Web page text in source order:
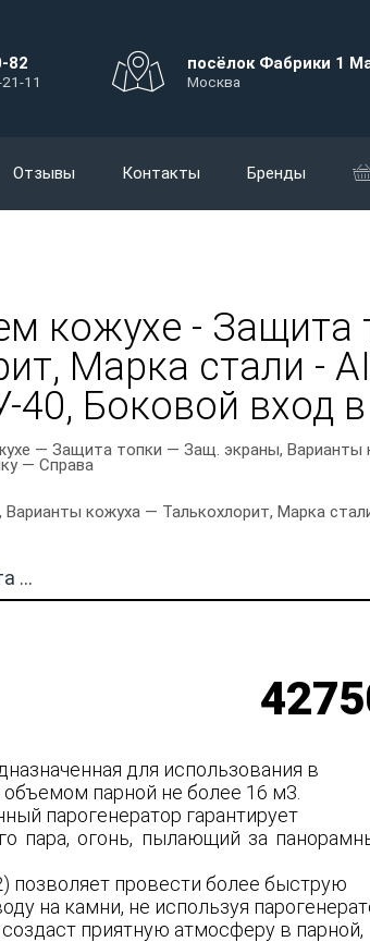
82
11
посёлок Фабрики 1
Москва
Отзывы Контакты Бренды
кожухе - Защита
Марка стали -
40, Боковой вход
— Защита топки — Защ. экраны, Варианты
— Справа
кожуха — Талькохлорит, Марка
для использования в
парной не более 16 м3.
парогенератор гарантирует
пара, огонь, пылающий за
позволяет провести более быструю
на камни, не используя
приятную атмосферу в парной,